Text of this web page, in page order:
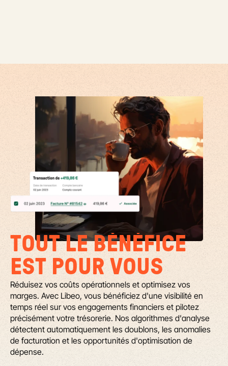
TOUT LE BÉNÉFICE
EST POUR VOUS
Réduisez vos coûts opérationnels et optimisez vos
marges. Avec Libeo, vous bénéficiez d'une visibilité en
temps réel sur vos engagements financiers et pilotez
précisément votre trésorerie. Nos algorithmes d'analyse
détectent automatiquement les doublons, les anomalies
de facturation et les opportunités d'optimisation de
dépense.